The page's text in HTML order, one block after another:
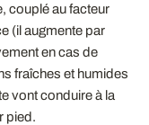
couplé au facteur
(il augmente par
en cas de
fraîches et humides
vont conduire à la
pied.